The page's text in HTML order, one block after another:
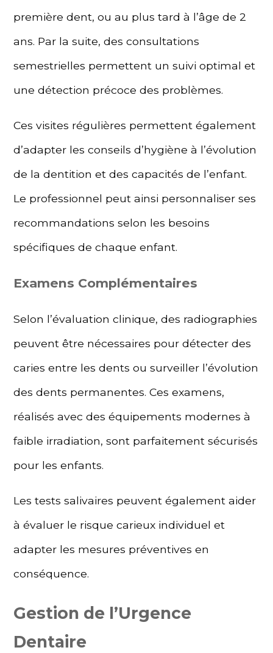
première dent, ou au plus tard à l’âge de 2
ans. Par la suite, des consultations
semestrielles permettent un suivi optimal et
une détection précoce des problèmes.
Ces visites régulières permettent également
d’adapter les conseils d’hygiène à l’évolution
de la dentition et des capacités de l’enfant.
Le professionnel peut ainsi personnaliser ses
recommandations selon les besoins
spécifiques de chaque enfant.
Examens Complémentaires
Selon l’évaluation clinique, des radiographies
peuvent être nécessaires pour détecter des
caries entre les dents ou surveiller l’évolution
des dents permanentes. Ces examens,
réalisés avec des équipements modernes à
faible irradiation, sont parfaitement sécurisés
pour les enfants.
Les tests salivaires peuvent également aider
à évaluer le risque carieux individuel et
adapter les mesures préventives en
conséquence.
Gestion de l’Urgence
Dentaire